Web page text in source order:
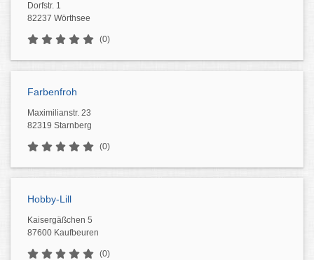
Dorfstr. 1
82237 Wörthsee
(0)
Farbenfroh
Maximilianstr. 23
82319 Starnberg
(0)
Hobby-Lill
Kaisergäßchen 5
87600 Kaufbeuren
(0)